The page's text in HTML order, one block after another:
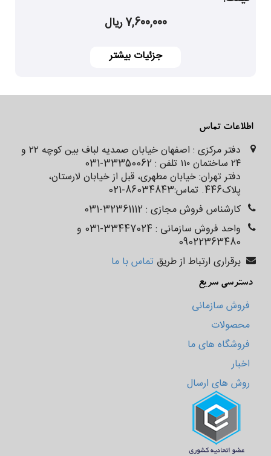
7,600,000 ریال
جزئیات بیشتر
اطلاعات تماس
دفتر مرکزی : اصفهان خیابان صمدیه لباف بین کوچه ۲۲ و
۲۴ ساختمان ۱۱۰ تلفن : 33350062-031
دفتر تهران: خیابان مطهری، قبل از خیابان لارستان،
پلاک‌‌‌‌‌‌446. تماس:86034843-021
کارشناس فروش مجازی : 32361112-031
واحد فروش سازمانی : 33447024-031 و
09022363480
برقراری ارتباط از طریق تماس با ما
دسترسی سریع
فروش سازمانی
محصولات
فروشگاه های ما
اخبار
روش های ارسال